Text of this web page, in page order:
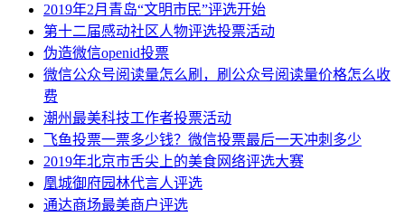
2019年2月青岛“文明市民”评选开始
第十二届感动社区人物评选投票活动
伪造微信openid投票
微信公众号阅读量怎么刷，刷公众号阅读量价格怎么收
费
潮州最美科技工作者投票活动
飞鱼投票一票多少钱？微信投票最后一天冲刺多少
2019年北京市舌尖上的美食网络评选大赛
凰城御府园林代言人评选
通达商场最美商户评选